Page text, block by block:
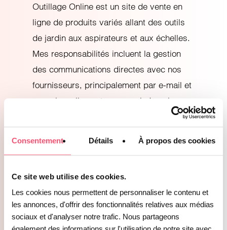
Consentement Détails À propos des cookies
Ce site web utilise des cookies.
Les cookies nous permettent de personnaliser le contenu et
les annonces, d'offrir des fonctionnalités relatives aux médias
sociaux et d'analyser notre trafic. Nous partageons
Outillage Online est un site de vente en
ligne de produits variés allant des outils
de jardin aux aspirateurs et aux échelles.
Mes responsabilités incluent la gestion
des communications directes avec nos
fournisseurs, principalement par e-mail et
occasionnellement par appel. Je suis
chargée de collecter les confirmations de
relatives à leur expédition, que ce soit par
envois depuis notre entrepôt à Marseille.
De plus, je m’occupe de la saisie des
commandes provenant des marketplaces
non intégrées dans notre système Odoo,